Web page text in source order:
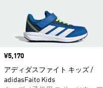
価格
¥5,170
アディダスファイト キッズ /
adidasFaito Kids